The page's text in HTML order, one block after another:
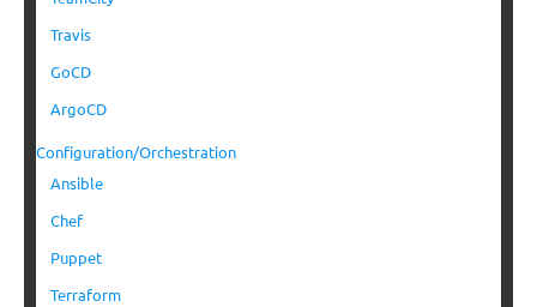
Travis
GoCD
ArgoCD
Configuration/Orchestration
Ansible
Chef
Puppet
Terraform